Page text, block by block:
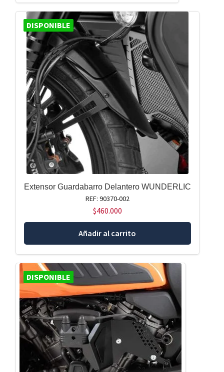
DISPONIBLE
Extensor Guardabarro Delantero WUNDERLIC
REF: 90370-002
$460.000
Añadir al carrito
DISPONIBLE